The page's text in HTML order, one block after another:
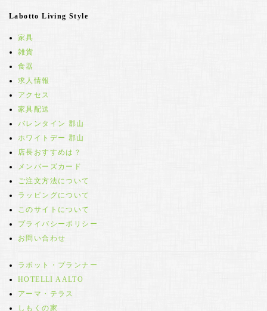
Labotto Living Style
家具
雑貨
食器
求人情報
アクセス
家具配送
バレンタイン 郡山
ホワイトデー 郡山
店長おすすめは？
メンバーズカード
ご注文方法について
ラッピングについて
このサイトについて
プライバシーポリシー
お問い合わせ
ラボット・プランナー
HOTELLI AALTO
アーマ・テラス
しもくの家